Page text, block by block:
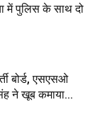
में पुलिस के साथ दो
बोर्ड, एसएसओ
ने खूब कमाया...